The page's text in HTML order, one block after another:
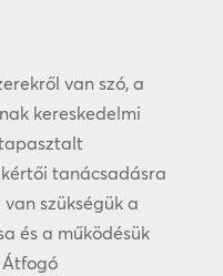
van szó, a
kereskedelmi
tanácsadásra
szükségük a
és a működésük